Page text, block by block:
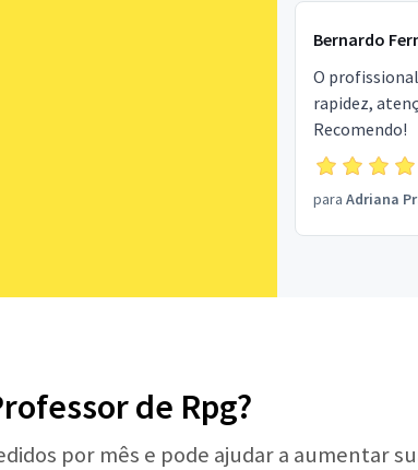
Bernardo
O
rapidez,
Recomendo!
para Adriana
de Rpg?
por mês e pode ajudar a aumentar